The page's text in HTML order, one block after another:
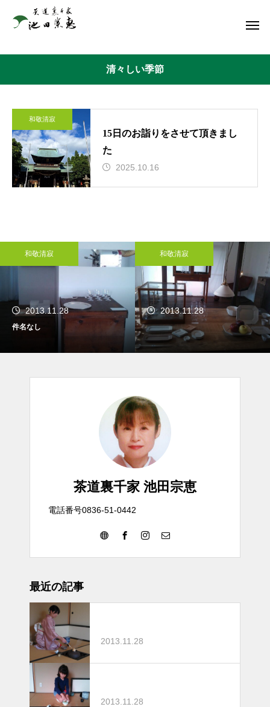
清々しい季節
和敬清寂
15日のお詣りをさせて頂きまし
た
2025.10.16
和敬清寂
2013.11.28
件名なし
和敬清寂
2013.11.28
茶道裏千家 池田宗恵
電話番号0836-51-0442
最近の記事
2013.11.28
2013.11.28